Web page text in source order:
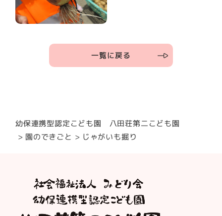
一覧に戻る
幼保連携型認定こども園 八田荘第二こども園
園のできごと じゃがいも掘り